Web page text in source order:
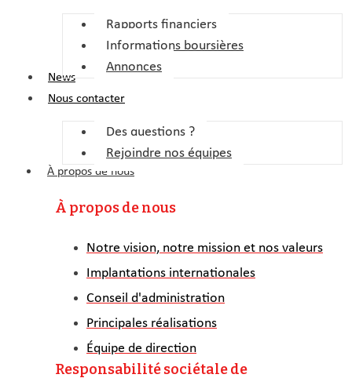
Rapports financiers
Informations boursières
Annonces
News
Nous contacter
Des questions ?
Rejoindre nos équipes
À propos de nous
À propos de nous
Notre vision, notre mission et nos valeurs
Implantations internationales
Conseil d'administration
Principales réalisations
Équipe de direction
Responsabilité sociétale de